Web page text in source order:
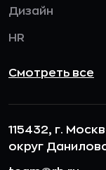
Дизайн
HR
Смотреть все
115432, г.
округ